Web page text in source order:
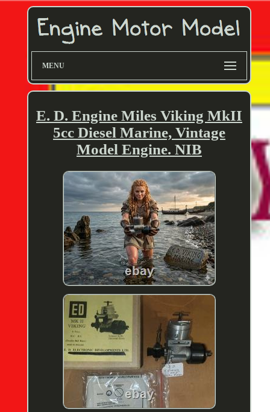
MENU
E. D. Engine Miles Viking MkII
5cc Diesel Marine, Vintage
Model Engine. NIB